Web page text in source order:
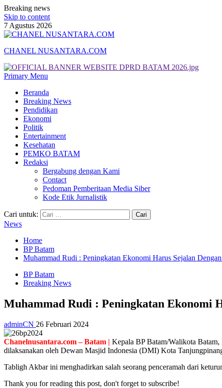
Breaking news
Skip to content
7 Agustus 2026
CHANEL NUSANTARA.COM
Primary Menu
Beranda
Breaking News
Pendidikan
Ekonomi
Politik
Entertainment
Kesehatan
PEMKO BATAM
Redaksi
Bergabung dengan Kami
Contact
Pedoman Pemberitaan Media Siber
Kode Etik Jurnalistik
Cari untuk:
News
Home
BP Batam
Muhammad Rudi : Peningkatan Ekonomi Harus Sejalan
BP Batam
Breaking News
Muhammad Rudi : Peningkatan Ekonomi
adminCN 26 Februari 2024
Chanelnusantara.com – Batam | Kepala BP Batam/Walikota
dilaksanakan oleh Dewan Masjid Indonesia (DMI) Kota
Tabligh Akbar ini menghadirkan salah seorang penceramah dari
Thank you for reading this post, don't forget to subscribe!